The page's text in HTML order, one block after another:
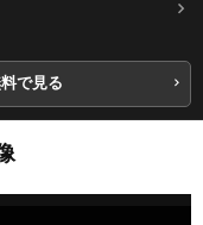
で見る